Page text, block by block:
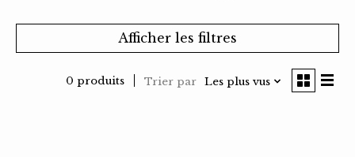
Afficher les filtres
0 produits Trier par Les plus vus